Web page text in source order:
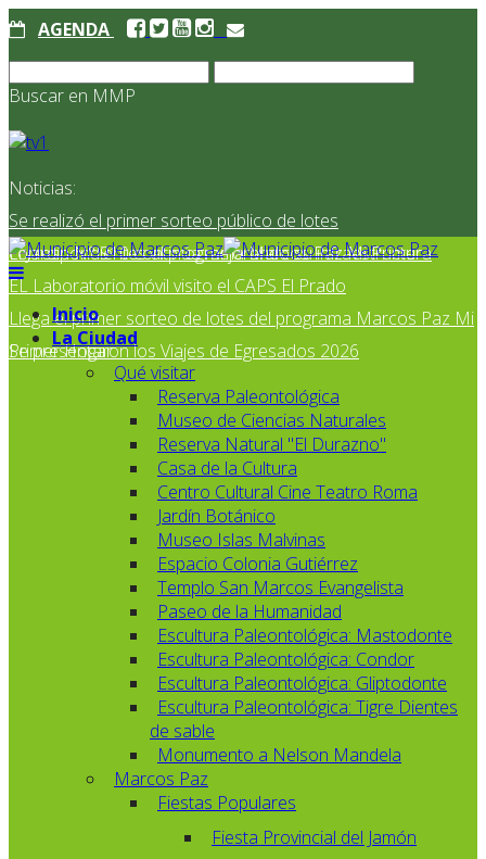
AGENDA
Buscar en MMP
Noticias:
Se realizó el primer sorteo público de lotes
correspondientes al programa Marcos Paz Mi Primer
El Jardín N° 910 continúa mejorando su infraestructura
EL Laboratorio móvil visito el CAPS El Prado
Llega el primer sorteo de lotes del programa Marcos Paz Mi
Primer Hogar
Se presentaron los Viajes de Egresados 2026
Inicio
La Ciudad
Qué visitar
Reserva Paleontológica
Museo de Ciencias Naturales
Reserva Natural "El Durazno"
Casa de la Cultura
Centro Cultural Cine Teatro Roma
Jardín Botánico
Museo Islas Malvinas
Espacio Colonia Gutiérrez
Templo San Marcos Evangelista
Paseo de la Humanidad
Escultura Paleontológica: Mastodonte
Escultura Paleontológica: Condor
Escultura Paleontológica: Gliptodonte
Escultura Paleontológica: Tigre Dientes
de sable
Monumento a Nelson Mandela
Marcos Paz
Fiestas Populares
Fiesta Provincial del Jamón